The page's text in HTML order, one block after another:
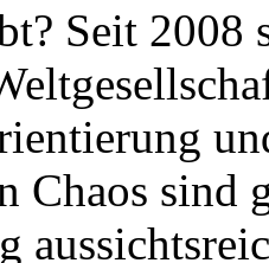
Seit 2008
Chaos sind